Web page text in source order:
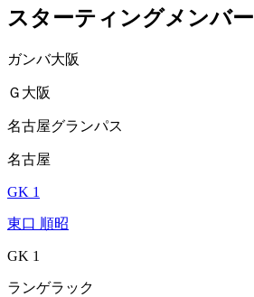
スターティングメンバー
ガンバ大阪
Ｇ大阪
名古屋グランパス
名古屋
GK 1
東口 順昭
GK 1
ランゲラック